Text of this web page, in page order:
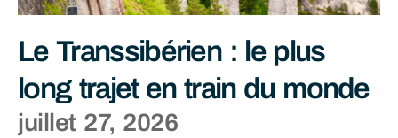
Le Transsibérien : le plus
long trajet en train du monde
juillet 27, 2026